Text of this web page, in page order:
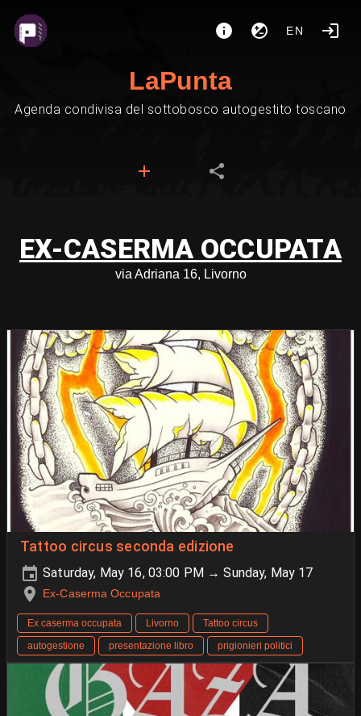
EN
LaPunta
Agenda condivisa del sottobosco autogestito toscano
EX-CASERMA OCCUPATA
via Adriana 16, Livorno
Tattoo circus seconda edizione
Saturday, May 16, 03:00 PM → Sunday, May 17
Ex-Caserma Occupata
Ex caserma occupata Livorno
Tattoo circus
autogestione
presentazione libro prigionieri politici